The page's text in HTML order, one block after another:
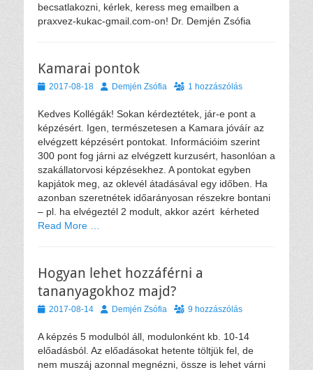
becsatlakozni, kérlek, keress meg emailben a
praxvez-kukac-gmail.com-on! Dr. Demjén Zsófia
Kamarai pontok
Közzétéve
2017-08-18 SzerzőDemjén Zsófia 1 hozzászólás
Kedves Kollégák! Sokan kérdeztétek, jár-e pont a
képzésért. Igen, természetesen a Kamara jóváír az
elvégzett képzésért pontokat. Információim szerint
300 pont fog járni az elvégzett kurzusért, hasonlóan a
szakállatorvosi képzésekhez. A pontokat egyben
kapjátok meg, az oklevél átadásával egy időben. Ha
azonban szeretnétek időarányosan részekre bontani
– pl. ha elvégeztél 2 modult, akkor azért kérheted
Read More …
Hogyan lehet hozzáférni a
tananyagokhoz majd?
Közzétéve
2017-08-14 SzerzőDemjén Zsófia 9 hozzászólás
A képzés 5 modulból áll, modulonként kb. 10-14
előadásból. Az előadásokat hetente töltjük fel, de
nem muszáj azonnal megnézni, össze is lehet várni